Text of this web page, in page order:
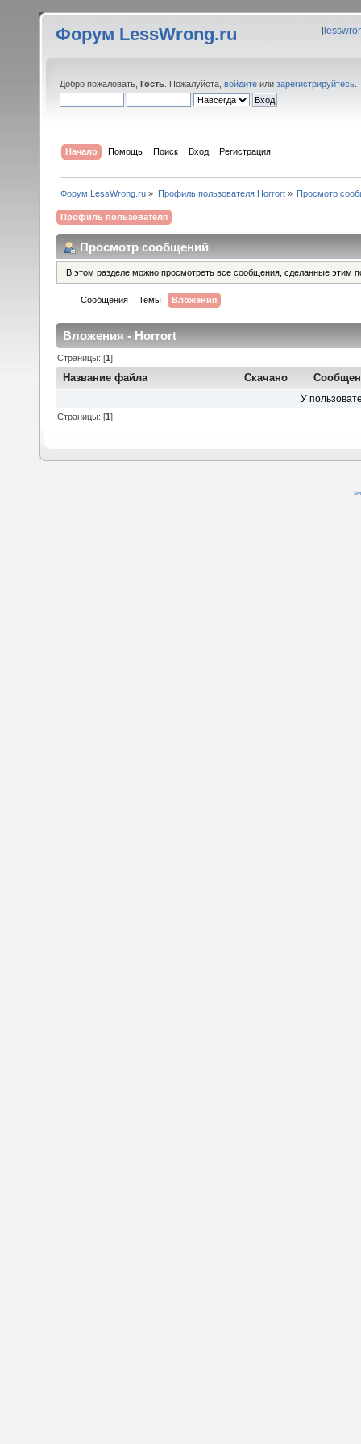
Форум LessWrong.ru [
Добро пожаловать, Гость . Пожалуйста, войдите или зарегистрируйтесь
Начало Помощь Поиск Вход Регистрация
Форум LessWrong.ru » Профиль пользователя Horrort» Просмотр
Профиль пользователя
Просмотр сообщений
В этом разделе можно просмотреть все сообщения, сделанные этим
Сообщения Темы Вложения
Вложения - Horrort
Страницы: [1]
Название файла Скачано
У
Страницы: [1]